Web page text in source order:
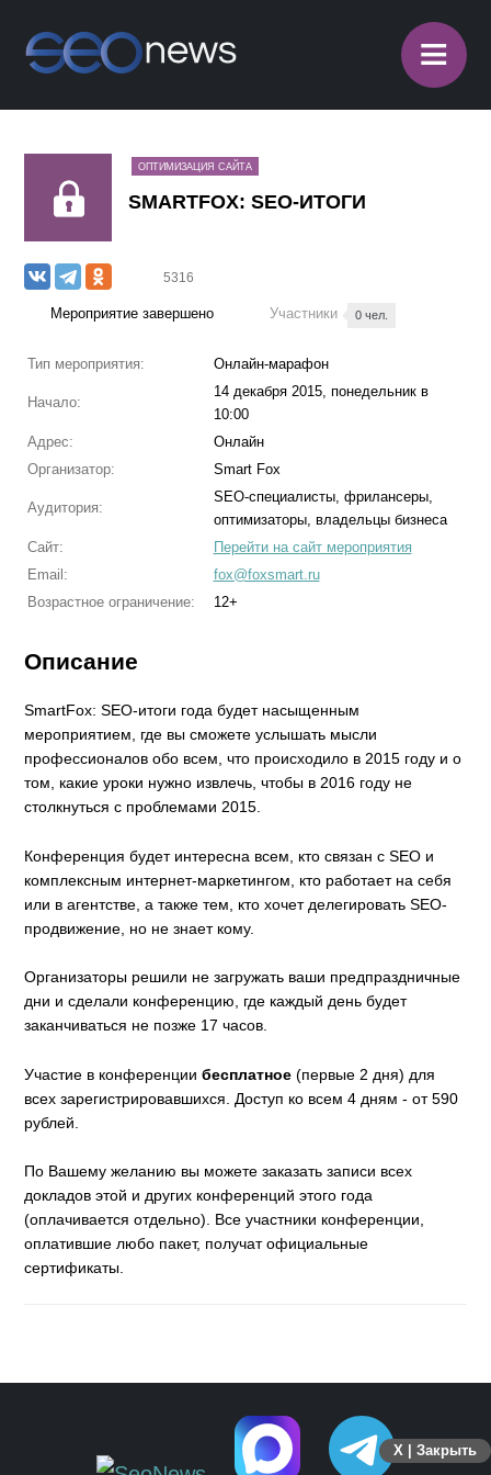
≡
ОПТИМИЗАЦИЯ САЙТА
SMARTFOX: SEO-ИТОГИ
5316
Мероприятие завершено Участники 0 чел.
Тип мероприятия: Онлайн-марафон
Начало:
14 декабря 2015, понедельник в
10:00
Адрес:
Онлайн
Организатор:
Smart Fox
Аудитория:
SEO-специалисты, фрилансеры,
оптимизаторы, владельцы бизнеса
Сайт:
Перейти на сайт мероприятия
Email:
fox@foxsmart.ru
Возрастное ограничение:
12+
Описание
SmartFox: SEO-итоги года будет насыщенным
мероприятием, где вы сможете услышать мысли
профессионалов обо всем, что происходило в 2015 году и о
том, какие уроки нужно извлечь, чтобы в 2016 году не
столкнуться с проблемами 2015.
Конференция будет интересна всем, кто связан с SEO и
комплексным интернет-маркетингом, кто работает на себя
или в агентстве, а также тем, кто хочет делегировать SEO-
продвижение, но не знает кому.
Организаторы решили не загружать ваши предпраздничные
дни и сделали конференцию, где каждый день будет
заканчиваться не позже 17 часов.
Участие в конференциибесплатное(первые 2 дня) для
всех зарегистрировавшихся. Доступ ко всем 4 дням - от 590
рублей.
По Вашему желанию вы можете заказать записи всех
докладов этой и других конференций этого года
(оплачивается отдельно). Все участники конференции,
оплатившие любо пакет, получат официальные
сертификаты.
X | Закрыть